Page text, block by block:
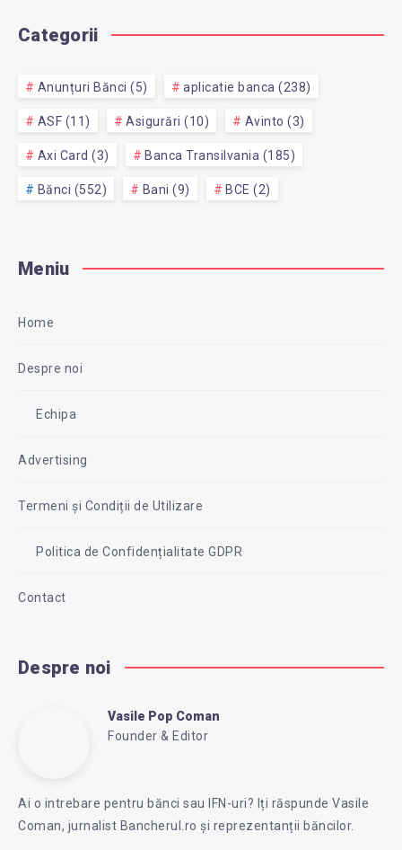
Categorii
Anunțuri Bănci (5) aplicatie banca (238)
ASF (11) Asigurări (10) Avinto (3)
Axi Card (3) Banca Transilvania (185)
Bănci (552) Bani (9) BCE (2)
Meniu
Home
Despre noi
Echipa
Advertising
Termeni și Condiții de Utilizare
Politica de Confidențialitate GDPR
Contact
Despre noi
Vasile
Pop
Vasile Pop Coman
Founder & Editor
on
Ai o intrebare pentru bănci sau IFN-uri? Iți răspunde Vasile
Coman, jurnalist Bancherul.ro și reprezentanții băncilor.